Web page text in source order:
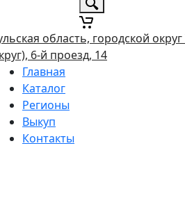
область, городской
6-й проезд, 14
Главная
Каталог
Регионы
Выкуп
Контакты